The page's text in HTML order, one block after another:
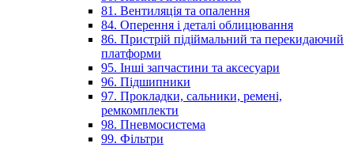
81. Вентиляція та опалення
84. Оперення і деталі облицювання
86. Пристрій підіймальний та перекидаючий
платформи
95. Інші запчастини та аксесуари
96. Підшипники
97. Прокладки, сальники, ремені,
ремкомплекти
98. Пневмосистема
99. Фільтри